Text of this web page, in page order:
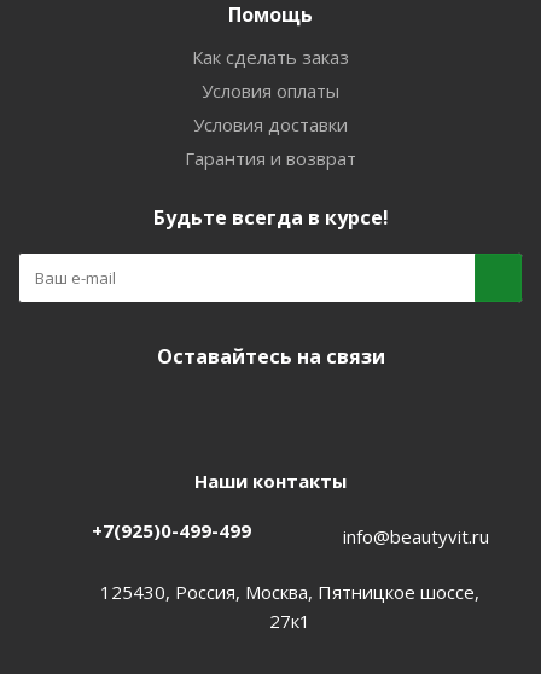
Помощь
Как сделать заказ
Условия оплаты
Условия доставки
Гарантия и возврат
Будьте всегда в курсе!
Оставайтесь на связи
Наши контакты
+7(925)0-499-499 info@beautyvit.ru
125430, Россия, Москва, Пятницкое шоссе,
27к1